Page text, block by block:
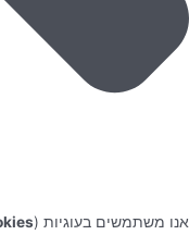
אנו משתמשים בעוגיות (